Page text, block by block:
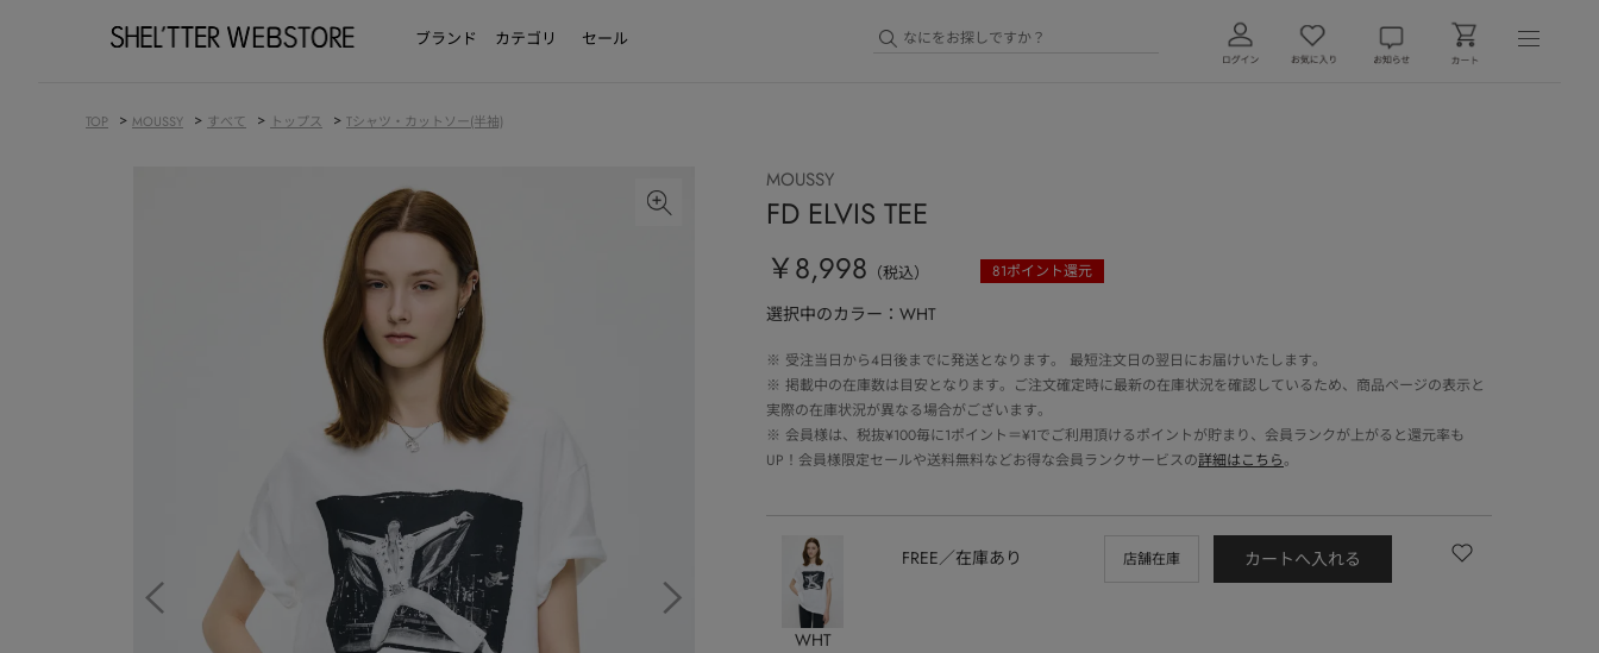
ブランド カテゴリ セール
TOP > MOUSSY > すべて > トップス > Tシャツ・カットソー(半袖)
MOUSSY
FD ELVIS TEE
￥8,998 （税込） 81ポイント還元
選択中のカラー：WHT
※ 受注当日から4日後までに発送となります。 最短注文日の翌日にお届けいたします。
※ 掲載中の在庫数は目安となります。ご注文確定時に最新の在庫状況を確認しているため、商品ページの表示と
実際の在庫状況が異なる場合がございます。
※ 会員様は、税抜¥100毎に1ポイント＝¥1でご利用頂けるポイントが貯まり、会員ランクが上がると還元率も
UP！会員様限定セールや送料無料などお得な会員ランクサービスの詳細はこちら。
WHT
FREE 在庫あり 店舗在庫 カートへ入れる